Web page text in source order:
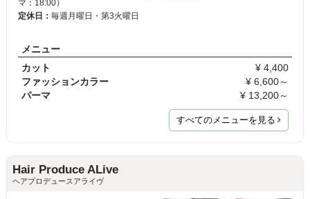
マ：18:00）
定休日： 毎週月曜日・第3火曜日
メニュー
カット
¥ 4,400
ファッションカラー
¥ 6,600～
パーマ
¥ 13,200～
すべてのメニューを見る
Hair Produce ALive
ヘアプロデュースアライヴ